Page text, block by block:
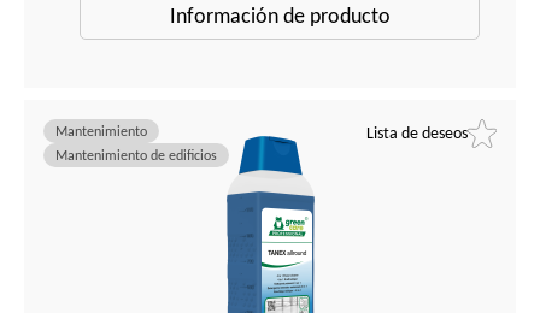
Información de producto
Lista de deseos
Mantenimiento
Mantenimiento de edificios